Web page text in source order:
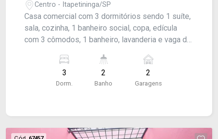
Centro - Itapetininga/SP
Casa comercial com 3 dormitórios sendo 1 suíte,
sala, cozinha, 1 banheiro social, copa, edícula
com 3 cômodos, 1 banheiro, lavanderia e vaga de
3
Dorm.
2
Banho
2
Garagens